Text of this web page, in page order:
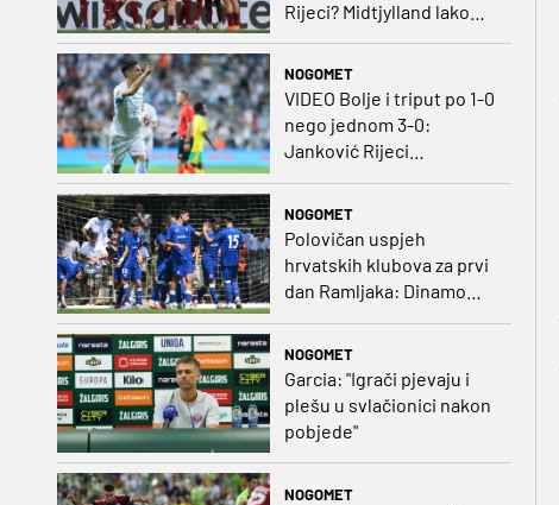
Rijeci? Midtjylland lako
NOGOMET
VIDEO Bolje i triput po 1-0
nego jednom 3-0:
Janković Rijeci
protivnika
NOGOMET
Polovičan uspjeh
hrvatskih klubova za prvi
dan Ramljaka: Dinamo
NOGOMET
Garcia: "Igrači pjevaju i
plešu u svlačionici nakon
pobjede"
NOGOMET